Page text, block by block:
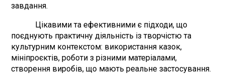
завдання.
Цікавими та ефективними є підходи, що
поєднують практичну діяльність із творчістю та
культурним контекстом: використання казок,
мініпроєктів, роботи з різними матеріалами,
створення виробів, що мають реальне застосування.